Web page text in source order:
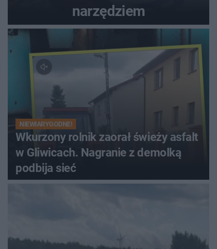
narzędziem
NIEWIARYGODNE!
Wkurzony rolnik zaorał świeży asfalt
w Gliwicach. Nagranie z demolką
podbija sieć